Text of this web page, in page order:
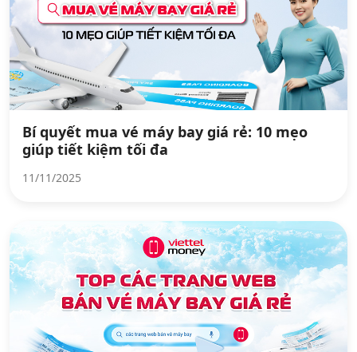
Bí quyết mua vé máy bay giá rẻ: 10 mẹo
giúp tiết kiệm tối đa
11/11/2025